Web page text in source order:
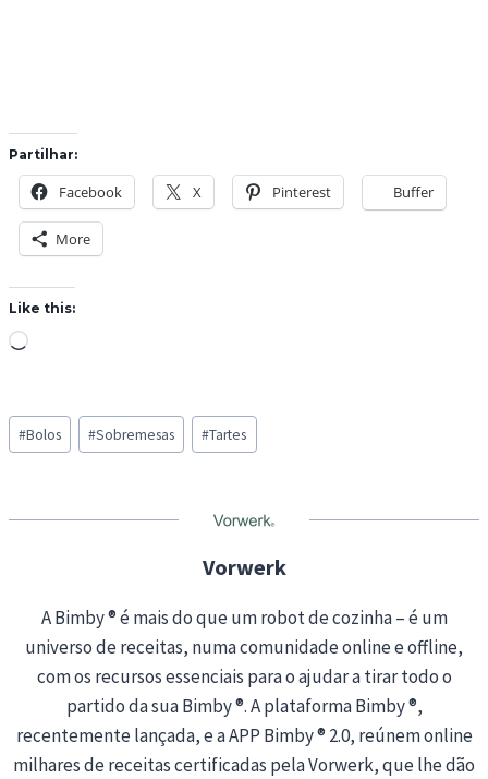
Partilhar:
Facebook X Pinterest Buffer
More
Like this:
L
d
i
g
Post
Tags:
#Bolos #Sobremesas #Tartes
Vorwerk
A Bimby ® é mais do que um robot de cozinha – é um
universo de receitas, numa comunidade online e offline,
com os recursos essenciais para o ajudar a tirar todo o
partido da sua Bimby ®. A plataforma Bimby ®,
recentemente lançada, e a APP Bimby ® 2.0, reúnem online
milhares de receitas certificadas pela Vorwerk, que lhe dão